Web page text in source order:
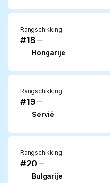
Rangschikking
#18
Hongarije
Rangschikking
#19
Servië
Rangschikking
#20
Bulgarije